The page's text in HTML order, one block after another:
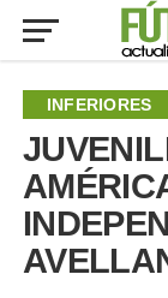
INFERIORES